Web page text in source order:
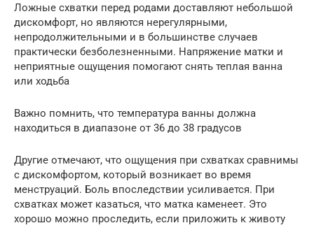
Ложные схватки перед родами доставляют небольшой
дискомфорт, но являются нерегулярными,
непродолжительными и в большинстве случаев
практически безболезненными. Напряжение матки и
неприятные ощущения помогают снять теплая ванна
или ходьба
Важно помнить, что температура ванны должна
находиться в диапазоне от 36 до 38 градусов
Другие отмечают, что ощущения при схватках сравнимы
с дискомфортом, который возникает во время
менструаций. Боль впоследствии усиливается. При
схватках может казаться, что матка каменеет. Это
хорошо можно проследить, если приложить к животу